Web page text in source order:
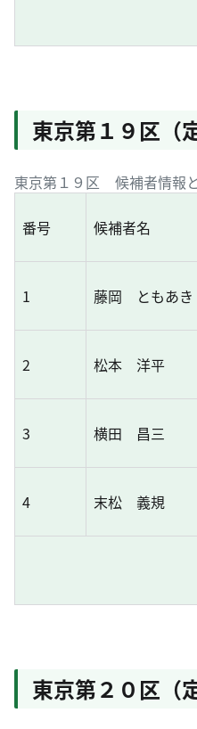
東京第１９区（
東京第１９区 候補者情報
番号 候補者名
1 藤岡 ともあき
2 松本 洋平
3 横田 昌三
4 末松 義規
東京第２０区（